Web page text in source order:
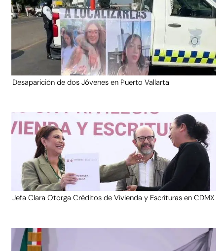
Desaparición de dos Jóvenes en Puerto Vallarta
Jefa Clara Otorga Créditos de Vivienda y Escrituras en CDMX